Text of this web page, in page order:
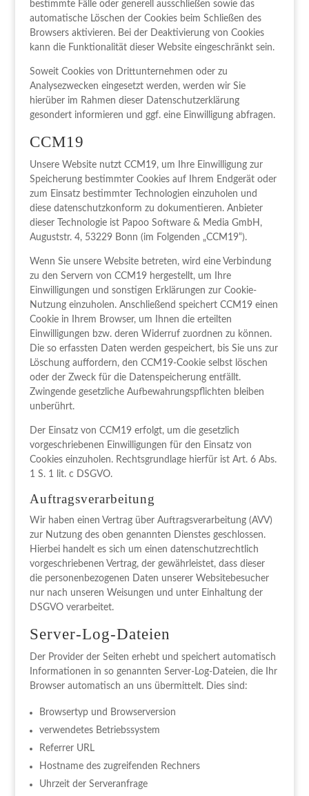
bestimmte Fälle oder generell ausschließen sowie das
automatische Löschen der Cookies beim Schließen des
Browsers aktivieren. Bei der Deaktivierung von Cookies
kann die Funktionalität dieser Website eingeschränkt sein.
Soweit Cookies von Drittunternehmen oder zu
Analysezwecken eingesetzt werden, werden wir Sie
hierüber im Rahmen dieser Datenschutzerklärung
gesondert informieren und ggf. eine Einwilligung abfragen.
CCM19
Unsere Website nutzt CCM19, um Ihre Einwilligung zur
Speicherung bestimmter Cookies auf Ihrem Endgerät oder
zum Einsatz bestimmter Technologien einzuholen und
diese datenschutzkonform zu dokumentieren. Anbieter
dieser Technologie ist Papoo Software & Media GmbH,
Auguststr. 4, 53229 Bonn (im Folgenden „CCM19“).
Wenn Sie unsere Website betreten, wird eine Verbindung
zu den Servern von CCM19 hergestellt, um Ihre
Einwilligungen und sonstigen Erklärungen zur Cookie-
Nutzung einzuholen. Anschließend speichert CCM19 einen
Cookie in Ihrem Browser, um Ihnen die erteilten
Einwilligungen bzw. deren Widerruf zuordnen zu können.
Die so erfassten Daten werden gespeichert, bis Sie uns zur
Löschung auffordern, den CCM19-Cookie selbst löschen
oder der Zweck für die Datenspeicherung entfällt.
Zwingende gesetzliche Aufbewahrungspflichten bleiben
unberührt.
Der Einsatz von CCM19 erfolgt, um die gesetzlich
vorgeschriebenen Einwilligungen für den Einsatz von
Cookies einzuholen. Rechtsgrundlage hierfür ist Art. 6 Abs.
1 S. 1 lit. c DSGVO.
Auftragsverarbeitung
Wir haben einen Vertrag über Auftragsverarbeitung (AVV)
zur Nutzung des oben genannten Dienstes geschlossen.
Hierbei handelt es sich um einen datenschutzrechtlich
vorgeschriebenen Vertrag, der gewährleistet, dass dieser
die personenbezogenen Daten unserer Websitebesucher
nur nach unseren Weisungen und unter Einhaltung der
DSGVO verarbeitet.
Server-Log-Dateien
Der Provider der Seiten erhebt und speichert automatisch
Informationen in so genannten Server-Log-Dateien, die Ihr
Browser automatisch an uns übermittelt. Dies sind:
Browsertyp und Browserversion
verwendetes Betriebssystem
Referrer URL
Hostname des zugreifenden Rechners
Uhrzeit der Serveranfrage